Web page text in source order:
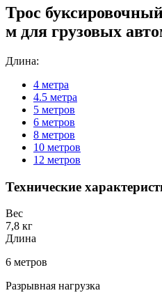
Трос
м для грузовых
Длина:
4 метра
4.5 метра
5 метров
6 метров
8 метров
10 метров
12 метров
Технические
Вес
7,8 кг
Длина
6 метров
Разрывная нагрузка